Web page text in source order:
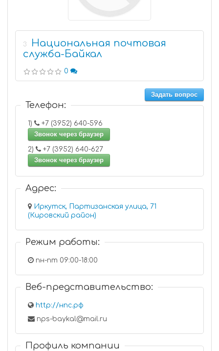
3
Национальная почтовая
служба-Байкал
0
Задать вопрос
Телефон:
1)
+7 (3952) 640-596
Звонок через браузер
2)
+7 (3952) 640-627
Звонок через браузер
Адрес:
Иркутск, Партизанская улица, 71
(Кировский район)
Режим работы:
пн-пт 09:00-18:00
Веб-представительство:
http://нпс.рф
nps-baykal@mail.ru
Профиль компании